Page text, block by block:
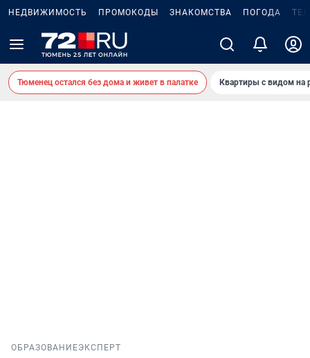
НЕДВИЖИМОСТЬ ПРОМОКОДЫ ЗНАКОМСТВА ПОГОДА
Тюменец остался без дома и живет в палатке Квартиры с видом на
ОБРАЗОВАНИЕЭКСПЕРТ